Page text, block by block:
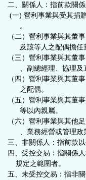
二、關係人：指前款關
(一) 營利事業與受其捐
。
（二）營利事業與其董
及該等人之配偶擔任
（三）營利事業與其董
、副總經理、協理及
（四）營利事業與其董
之配偶。
（五）營利事業與其董
等以內親屬。
（六）營利事業與其他
、業務經營或管理政
三、非關係人：指前款以
四、受控交易：指關係
規定之範圍者。
五、未受控交易：指非